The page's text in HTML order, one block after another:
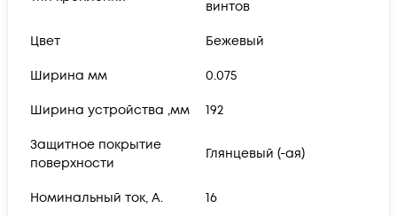
винтов
Цвет Бежевый
Ширина мм 0.075
Ширина устройства ,мм 192
Защитное покрытие
поверхности
Глянцевый (-ая)
Номинальный ток, А. 16